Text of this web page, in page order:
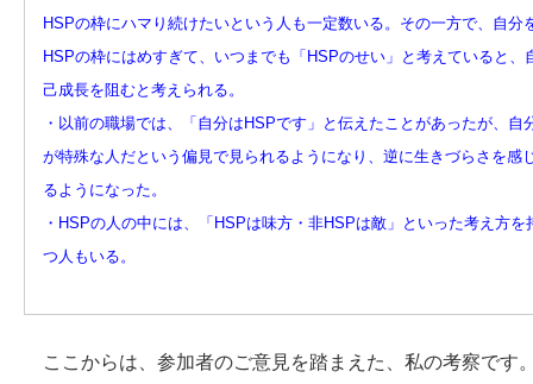
HSPの枠にハマり続けたいという人も一定数いる。その一方で、自分
HSPの枠にはめすぎて、いつまでも「HSPのせい」と考えていると、
己成長を阻むと考えられる。
・以前の職場では、「自分はHSPです」と伝えたことがあったが、自
が特殊な人だという偏見で見られるようになり、逆に生きづらさを感
るようになった。
・HSPの人の中には、「HSPは味方・非HSPは敵」といった考え方を
つ人もいる。
ここからは、参加者のご意見を踏まえた、私の考察です